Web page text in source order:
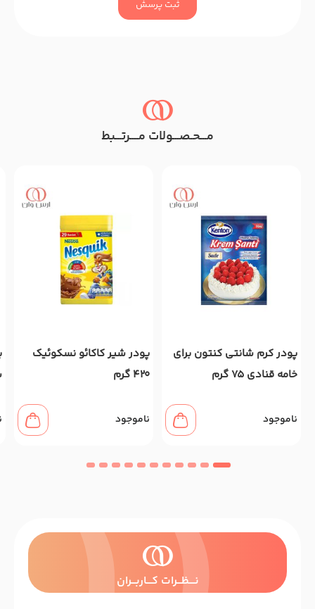
ثبت پرسش
مـــحـصـــولات مــــرتـــبط
پودر کرم شانتی کنتون برای
خامه قنادی 75 گرم
ناموجود
پودر شیر کاکائو نسکوئیک
420 گرم
ناموجود
نــــظـــرات کــــاربـــران